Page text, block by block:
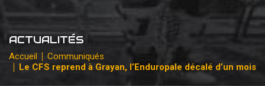
PHOTOS / WEB TV
PARTENAIRES
ACTUALITÉS
Accueil
Communiqués
Le CFS reprend à Grayan, l’Enduropale décalé d’un mois